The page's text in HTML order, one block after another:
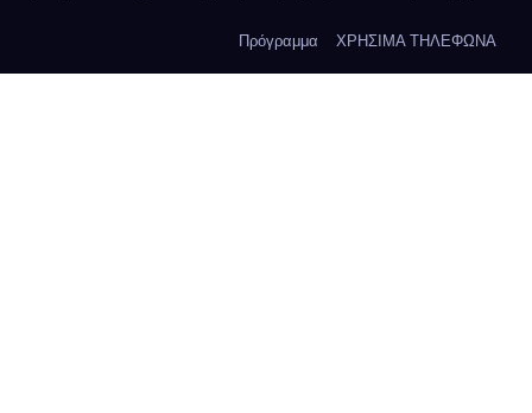
Πρόγραμμα ΧΡΗΣΙΜΑ ΤΗΛΕΦΩΝΑ